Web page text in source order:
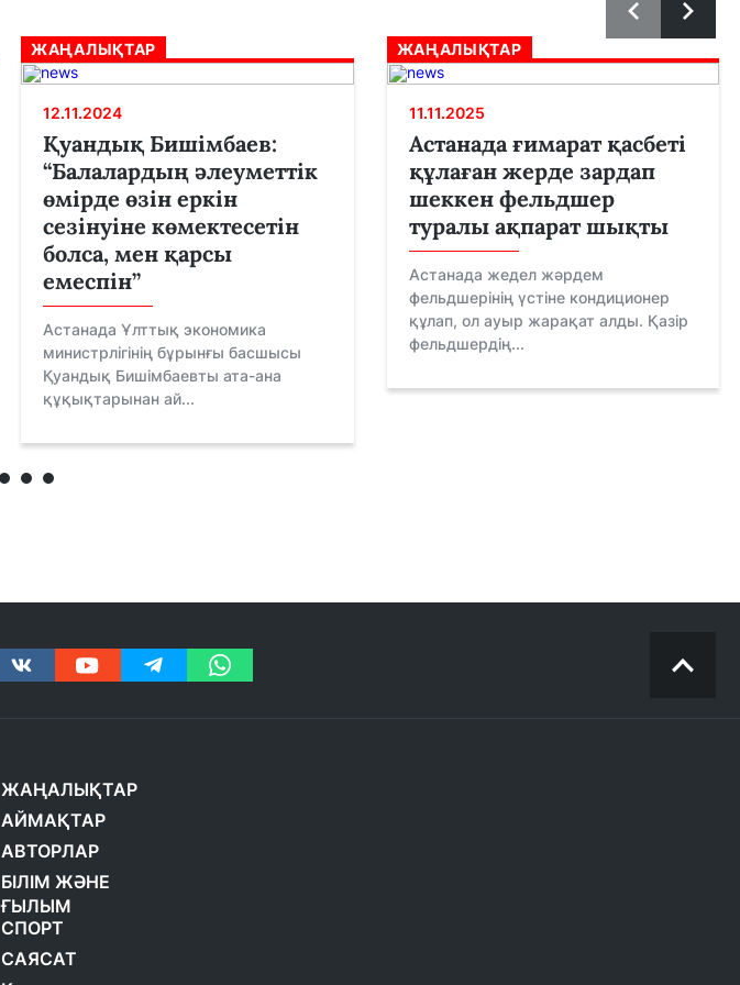
ЖАҢАЛЫҚТАР
12.11.2024
Қуандық Бишімбаев:
“Балалардың әлеуметтік
өмірде өзін еркін
сезінуіне көмектесетін
болса, мен қарсы
емеспін”
Астанада Ұлттық экономика
министрлігінің бұрынғы басшысы
Қуандық Бишімбаевты ата-ана
құқықтарынан ай...
ЖАҢАЛЫҚТАР
11.11.2025
Астанада ғимарат қасбеті
құлаған жерде зардап
шеккен фельдшер
туралы ақпарат шықты
Астанада жедел жәрдем
фельдшерінің үстіне кондиционер
құлап, ол ауыр жарақат алды. Қазір
фельдшердің...
ЖАҢАЛЫҚТАР
АЙМАҚТАР
АВТОРЛАР
БІЛІМ ЖӘНЕ
ҒЫЛЫМ
СПОРТ
САЯСАТ